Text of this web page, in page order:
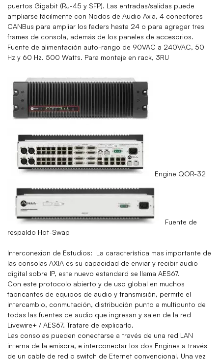
puertos Gigabit (RJ-45 y SFP). Las entradas/salidas puede
ampliarse fácilmente con Nodos de Audio Axia, 4 conectores
CANBus para ampliar los faders hasta 24 o para agregar tres
frames de consola, además de los paneles de accesorios.
Fuente de alimentación auto-rango de 90VAC a 240VAC, 50
Hz y 60 Hz. 500 Watts. Para montaje en rack, 3RU
Engine QOR-32
Fuente de
respaldo Hot-Swap
Interconexion de Estudios: La característica mas importante de
las consolas AXIA es su capacidad de enviar y recibir audio
digital sobre IP, este nuevo estandard se llama AES67.
Con este protocolo abierto y de uso global en muchos
fabricantes de equipos de audio y transmisión, permite el
intercambio, conmutación, distribución punto a multipunto de
todas las fuentes de audio que ingresan y salen de la red
Livewire+ / AES67. Tratare de explicarlo.
Las consolas pueden conectarse a través de una red LAN
interna de la emisora, e interconectar los dos Engines a través
de un cable de red o switch de Eternet convencional. Una vez